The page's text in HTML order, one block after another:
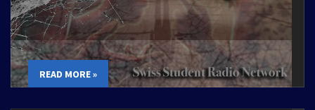
READ MORE »